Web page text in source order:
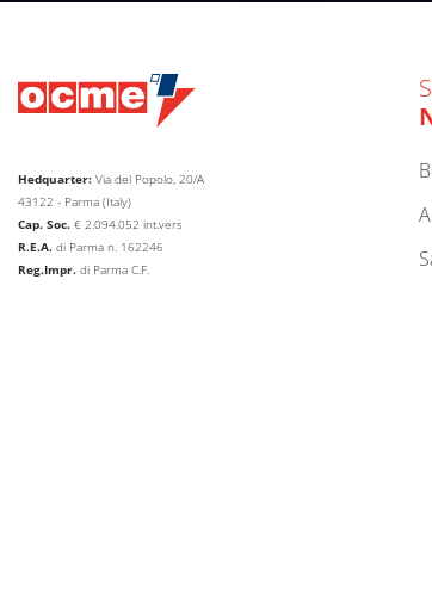
Hedquarter: Via del Popolo, 20/A
43122 - Parma (Italy)
Cap. Soc. € 2.094.052 int.vers
R.E.A. di Parma n. 162246
Reg.Impr. di Parma C.F.